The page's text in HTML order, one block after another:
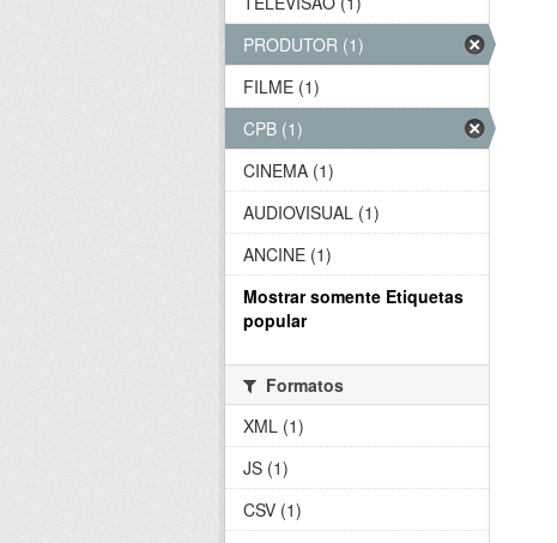
PRODUTOR (1)
FILME (1)
CPB (1)
CINEMA (1)
AUDIOVISUAL (1)
ANCINE (1)
Mostrar somente Etiquetas
popular
Formatos
XML (1)
JS (1)
CSV (1)